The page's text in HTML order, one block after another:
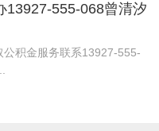
13927-555-068曾清汐
积金服务联系13927-555-